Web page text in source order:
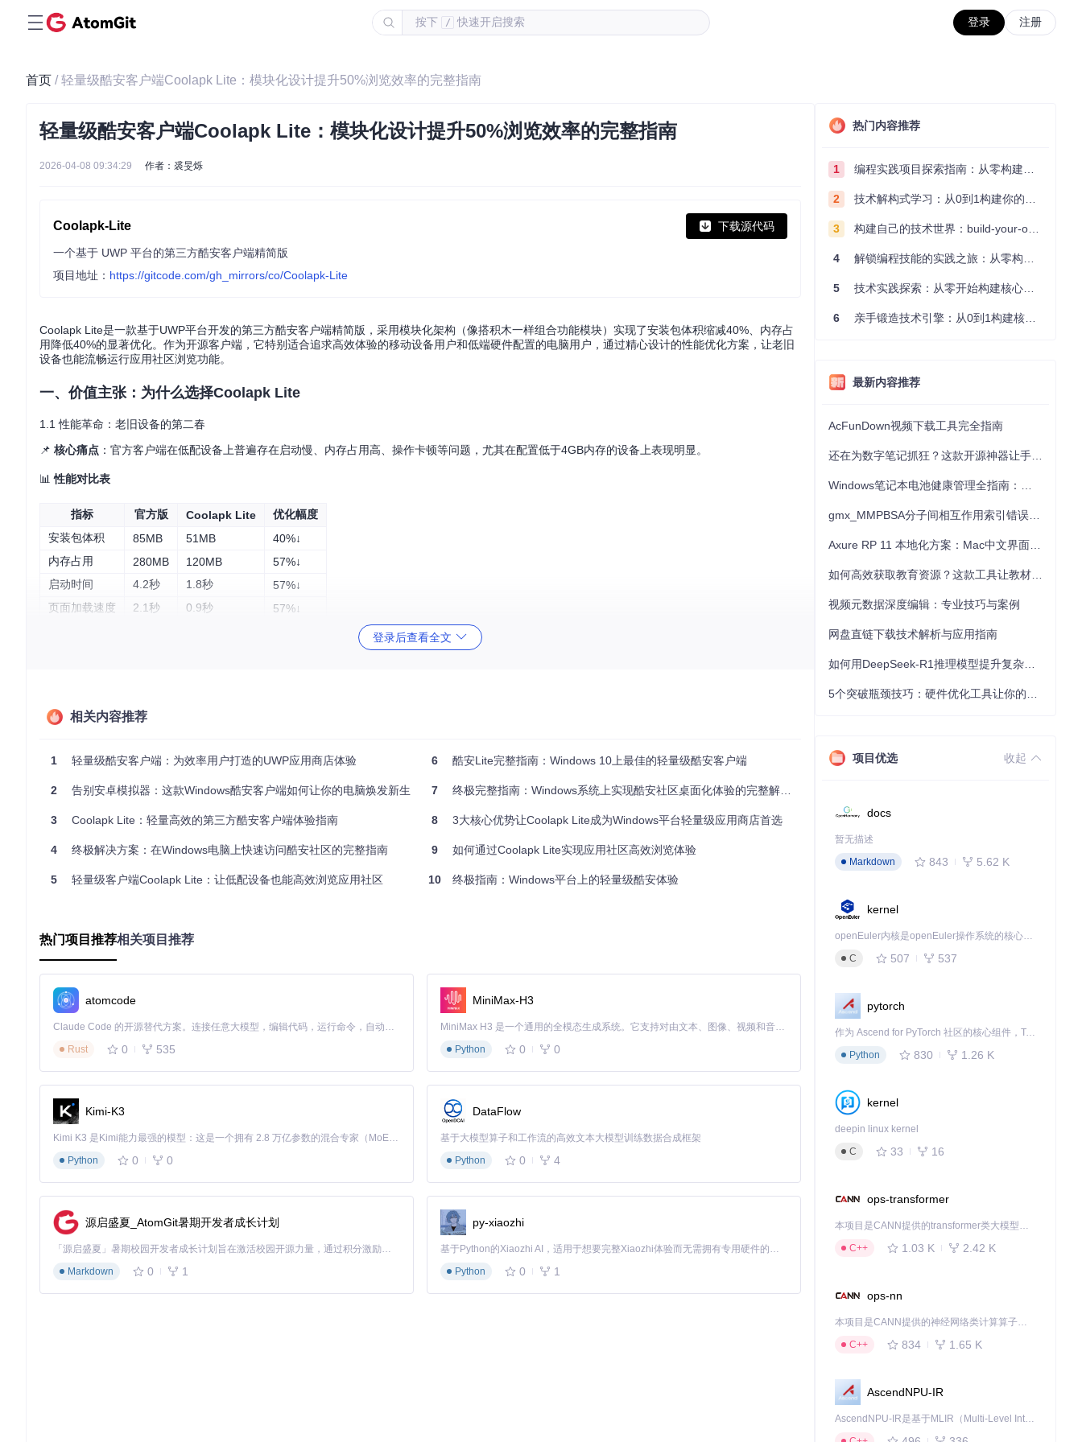
按下 / 快速开启搜索 登录 注册
首页 / 轻量级酷安客户端Coolapk Lite：模块化设计提升50%浏览效率的完整指南
轻量级酷安客户端Coolapk Lite：模块化设计提升50%浏览效率的完整指南
2026-04-08 09:34:29 作者：裘旻烁
Coolapk-Lite 下载源代码
一个基于 UWP 平台的第三方酷安客户端精简版
项目地址： https://gitcode.com/gh_mirrors/co/Coolapk-Lite
Coolapk Lite是一款基于UWP平台开发的第三方酷安客户端精简版，采用模块化架构（像搭积木一样组合功能模块）实现了安装包体积缩减40%、内存占
用降低40%的显著优化。作为开源客户端，它特别适合追求高效体验的移动设备用户和低端硬件配置的电脑用户，通过精心设计的性能优化方案，让老旧
设备也能流畅运行应用社区浏览功能。
一、价值主张：为什么选择Coolapk Lite
1.1 性能革命：老旧设备的第二春
📌 核心痛点 ：官方客户端在低配设备上普遍存在启动慢、内存占用高、操作卡顿等问题，尤其在配置低于4GB内存的设备上表现明显。
📊性能对比表
指标 官方版 Coolapk Lite
优化幅度
安装包体积
85MB 51MB
40%↓
内存占用
280MB 120MB
57%↓
启动时间
4.2秒 1.8秒
57%↓
页面加载速度
2.1秒 0.9秒 57%↓
：Windows 10/11电脑、Surface平板、低端二合一设备
必选核心模块：基础浏览、搜索、账户管理
扩展插件：主题切换、自定义布局、第三方集成
这种设计允许应用根据设备性能自动调整功能集，在低配设备上仅加载核心功能，从而实现资源占用的精准控制。
Coolapk Lite的模块化架构示意图，展示核心模块与可选插件的关系
操作系统版本
winver命令
Settings → 更新和安全 → Windows更新
开发人员模式
Settings → 更新和安全 → 开发者选项
开启"开发人员模式"开关
UWP开发组件
已安装 Visual Studio安装程序
勾选"通用Windows平台开发"工作负载
.NET Native SDK
5.0+
安装".NET Native工具链"组件
Windows SDK
10.0.17763.0+ Visual Studio安装程序 安装对应版本的Windows SDK
2.2 三步安装：从源码到运行
📌步骤一：获取项目源码
git clone
步骤二：编译项目
导航至项目目录，双击 CoolapkLite.sln文件
等待Visual Studio加载完成项目依赖（首次加载可能需要3-5分钟）
选择目标平台（建议x64或Any CPU）
登录后查看全文
相关内容推荐
1 轻量级酷安客户端：为效率用户打造的UWP应用商店体验
2 告别安卓模拟器：这款Windows酷安客户端如何让你的电脑焕发新生
3 Coolapk Lite：轻量高效的第三方酷安客户端体验指南
4 终极解决方案：在Windows电脑上快速访问酷安社区的完整指南
5 轻量级客户端Coolapk Lite：让低配设备也能高效浏览应用社区
6 酷安Lite完整指南：Windows 10上最佳的轻量级酷安客户端
7 终极完整指南：Windows系统上实现酷安社区桌面化体验的完整解决方案
8 3大核心优势让Coolapk Lite成为Windows平台轻量级应用商店首选
9 如何通过Coolapk Lite实现应用社区高效浏览体验
10 终极指南：Windows平台上的轻量级酷安体验
热门项目推荐相关项目推荐
atomcode
Claude Code 的开源替代方案。连接任意大模型，编辑代码，运行命令，自动验证 — 全自动执行。用 Rust 构建，极致性能。 ｜ An open-source alternative to Claude Code. Connect any LLM, edit code, run commands, and verify changes — autonomously. Built in Rust for speed. Get Started
Rust
0 535
MiniMax-H3
MiniMax H3 是一个通用的全模态生成系统。它支持对由文本、图像、视频和音频组成的多模态上下文进行统一理解，并能生成分辨率高达 2K、时长可达 15 秒的带原生立体声音频的视频。得益于面向任务泛化的系统设计，H3 在预训练阶段就已具备广泛的多模态上下文理解与生成能力，能够出色地执行复杂的多模态指令。
Python
0 0
Kimi-K3
Kimi K3 是Kimi能力最强的模型：这是一个拥有 2.8 万亿参数的混合专家（MoE）模型，具备原生视觉理解能力，并支持 100 万 token 的上下文窗口。
Python
0 0
DataFlow
基于大模型算子和工作流的高效文本大模型训练数据合成框架
Python
0 4
源启盛夏_AtomGit暑期开发者成长计划
「源启盛夏」暑期校园开发者成长计划旨在激活校园开源力量，通过积分激励、认证扶持、资源倾斜等形式，引导高校组织和开发者完成「入驻 — 建项目 — 做贡献 — 获认证 — 得资源」的完整闭环。无论你是想带领社团入驻平台的组织者，还是希望用代码贡献证明自己的开发者，都能在这里找到属于你的成长路径。
Markdown
0 1
py-xiaozhi
基于Python的Xiaozhi AI，适用于想要完整Xiaozhi体验而无需拥有专用硬件的用户。
Python
0 1
热门内容推荐
1 编程实践项目探索指南：从零构建技术能力体系
2 技术解构式学习：从0到1构建你的编程知识体系
3 构建自己的技术世界：build-your-own-x项目的实践探索指南
4 解锁编程技能的实践之旅：从零构建你的技术世界
5 技术实践探索：从零开始构建核心系统的实践指南
6 亲手锻造技术引擎：从0到1构建核心系统的实践指南
最新内容推荐
AcFunDown视频下载工具完全指南
视频元数据深度编辑：专业技巧与案例
网盘直链下载技术解析与应用指南
项目优选 收起
docs
暂无描述
Markdown
843 5.62 K
kernel
openEuler内核是openEuler操作系统的核心，既是系统性能与稳定性的基石，也是连接处理器、设备与服务的桥梁。
C
507 537
pytorch
作为 Ascend for PyTorch 社区的核心组件，TorchNPU 是昇腾专为 PyTorch 打造的深度学习适配插件，使 PyTorch 框架能够直接调用昇腾 NPU，为开发者提供昇腾 AI 处理器的超强算力。
Python
830 1.26 K
kernel
deepin linux kernel
C
33 16
ops-transformer
本项目是CANN提供的transformer类大模型算子库，实现网络在NPU上加速计算。
C++
1.03 K 2.42 K
ops-nn
本项目是CANN提供的神经网络类计算算子库，实现网络在NPU上加速计算。
C++
834 1.65 K
AscendNPU-IR
AscendNPU-IR是基于MLIR（Multi-Level Intermediate Representation）构建的，面向昇腾亲和算子编译时使用的中间表示，提供昇腾完备表达能力，通过编译优化提升昇腾AI处理器计算效率，支持通过生态框架使能昇腾AI处理器与深度调优